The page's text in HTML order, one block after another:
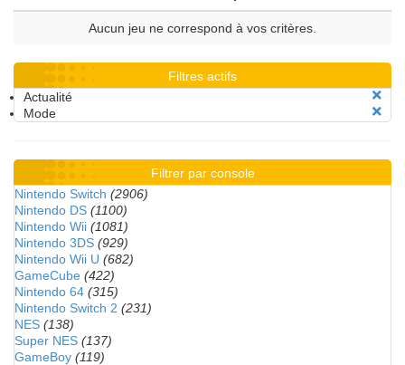
Aucun jeu ne correspond à vos critères.
Filtres actifs
Actualité
Mode
Filtrer par console
Nintendo Switch (2906)
Nintendo DS (1100)
Nintendo Wii (1081)
Nintendo 3DS (929)
Nintendo Wii U (682)
GameCube (422)
Nintendo 64 (315)
Nintendo Switch 2 (231)
NES (138)
Super NES (137)
GameBoy (119)